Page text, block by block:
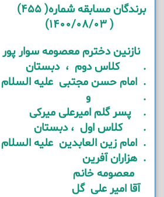
برندگان مسابقه شماره( 455)
( 1400/08/03)
نازنین دخترم معصومه سوار پور
. کلاس دوم ، دبستان
. امام حسن مجتبی علیه السلام
. و
. پسر گلم امیرعلی میرکی
. کلاس اول ، دبستان
. امام زین العابدین علیه السلام
. هزاران آفرین
معصومه خانم
آقا امیر علی گل